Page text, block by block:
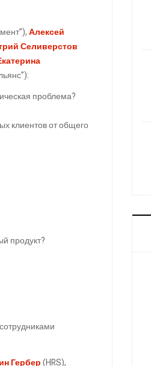
Алексей
Селиверстов
проблема?
клиентов от общего
продукт?
Гербер(HRS),